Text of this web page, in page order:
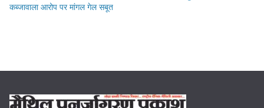
कब्जावाला आरोप पर मांगल गेल सबूत